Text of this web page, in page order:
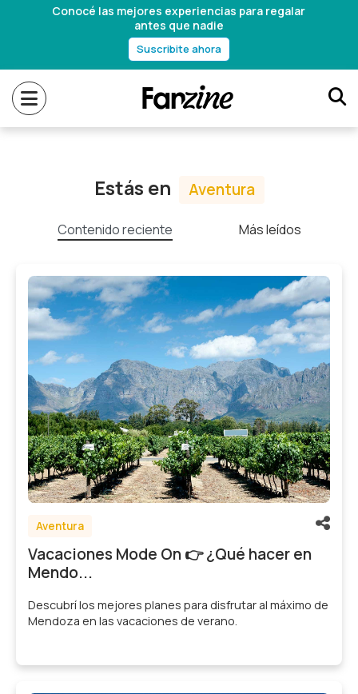
Conocé las mejores experiencias para regalar
antes que nadie
Suscribite ahora
Estás en Aventura
Contenido reciente Más leídos
Aventura
Vacaciones Mode On 👉 ¿Qué hacer en
Mendo...
Descubrí los mejores planes para disfrutar al máximo de
Mendoza en las vacaciones de verano.